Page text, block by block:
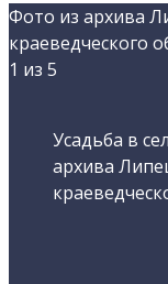
Фото из архива
краеведческого
1 из 5
Усадьба в
архива